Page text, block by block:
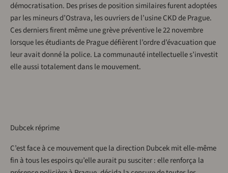
démocratisation. Des prises de position similaires furent adoptées
par les mineurs d’Ostrava, les ouvriers de l’usine CKD de Prague.
Ces derniers firent même une grève préventive le 22 novembre
lorsque les étudiants de Prague défièrent l’ordre d’évacuation que
leur avait donné la police. La communauté intellectuelle s’investit
elle aussi totalement dans le mouvement.
Dubcek réprime
C’est face à ce mouvement que la direction Dubcek mit elle-même
fin à tous les espoirs qu’elle aurait pu susciter : elle renforça la